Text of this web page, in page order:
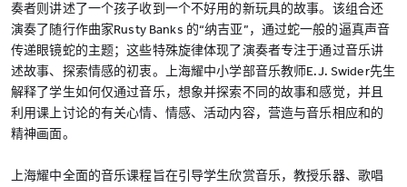
奏者则讲述了一个孩子收到一个不好用的新玩具的故事。该组合还
演奏了随行作曲家Rusty Banks 的“纳吉亚”，通过蛇一般的逼真声音
传递眼镜蛇的主题；这些特殊旋律体现了演奏者专注于通过音乐讲
述故事、探索情感的初衷。上海耀中小学部音乐教师E.J. Swider先生
解释了学生如何仅通过音乐，想象并探索不同的故事和感觉，并且
利用课上讨论的有关心情、情感、活动内容，营造与音乐相应和的
精神画面。
上海耀中全面的音乐课程旨在引导学生欣赏音乐，教授乐器、歌唱